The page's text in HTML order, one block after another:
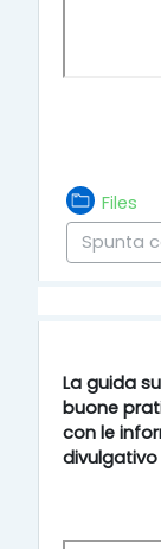
Files
Spunta
La guida
buone
con le